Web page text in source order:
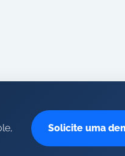
Solicite uma